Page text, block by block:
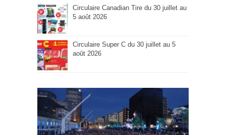
Circulaire Canadian Tire du 30 juillet au
5 août 2026
Circulaire Super C du 30 juillet au 5
août 2026